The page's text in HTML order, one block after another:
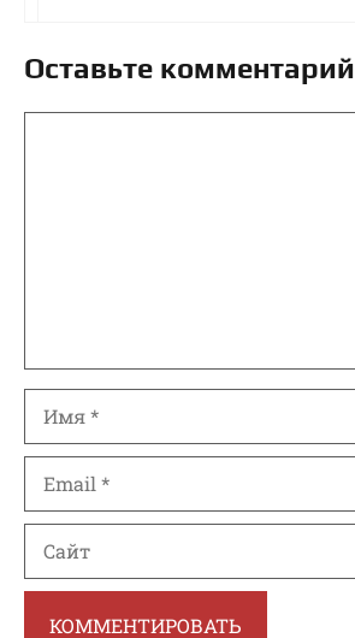
Оставьте комментарий